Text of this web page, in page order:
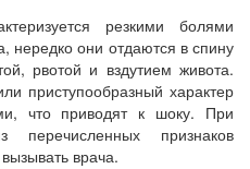
резкими болями
нередко они отдаются в спину
рвотой и вздутием живота.
приступообразный характер
что приводят к шоку. При
признаков
врача.